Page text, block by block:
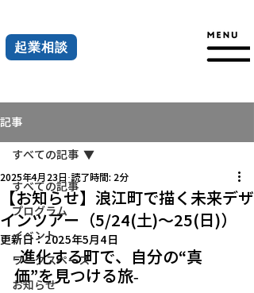
起業相談
記事
すべての記事
プログラム
イベント
ワークスペース
お知らせ
すべての記事
【お知らせ】浪江町で描く未来デザ
インツアー（5/24(土)～25(日)）
2025年4月23日 読了時間: 2分
更新日：2025年5月4日
-進化する町で、自分の“真
価”を見つける旅-